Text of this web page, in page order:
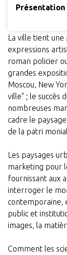
La ville tient
expressions
roman policier
grandes
Moscou, New
ville" ; le succès
nombreuses
cadre le
de la patri
Les paysages
marketing pour
fournissant aux
interroger le
contemporaine,
public et
images, la
Comment les